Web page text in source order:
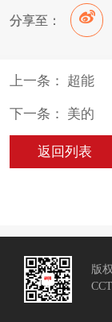
分享至：
上一条： 超能
下一条： 美的
返回列表
版